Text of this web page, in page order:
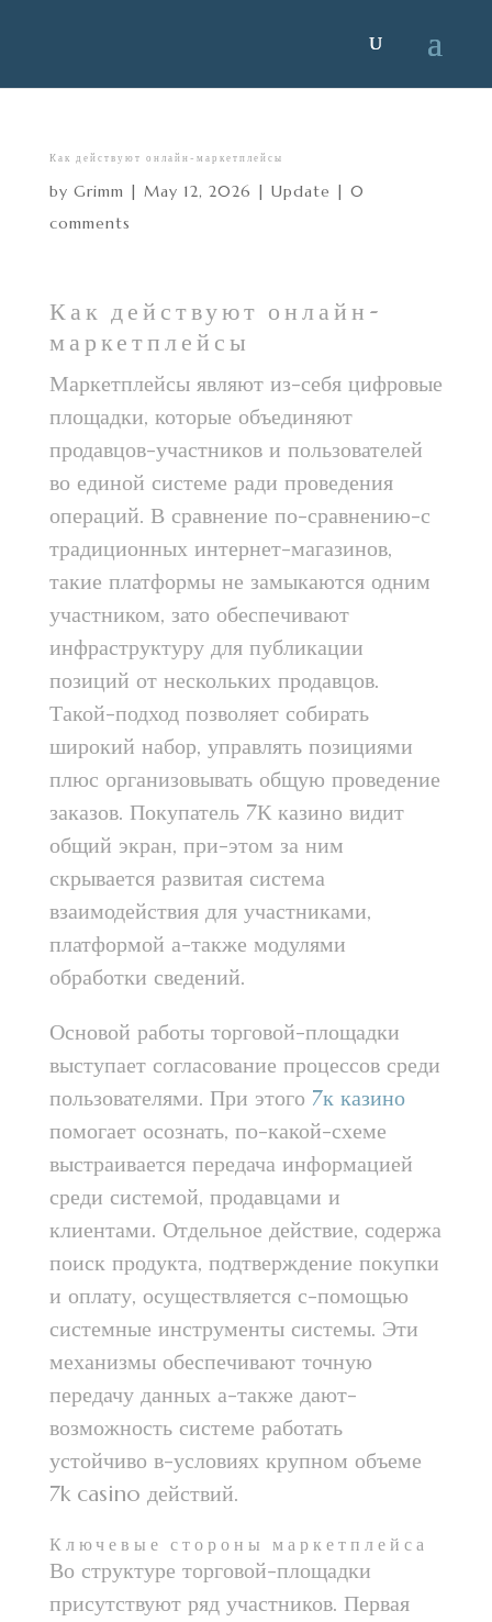
Как действуют онлайн-маркетплейсы
by Grimm | May 12, 2026 | Update | 0
comments
Как действуют онлайн-
маркетплейсы
Маркетплейсы являют из-себя цифровые
площадки, которые объединяют
продавцов-участников и пользователей
во единой системе ради проведения
операций. В сравнение по-сравнению-с
традиционных интернет-магазинов,
такие платформы не замыкаются одним
участником, зато обеспечивают
инфраструктуру для публикации
позиций от нескольких продавцов.
Такой-подход позволяет собирать
широкий набор, управлять позициями
плюс организовывать общую проведение
заказов. Покупатель 7К казино видит
общий экран, при-этом за ним
скрывается развитая система
взаимодействия для участниками,
платформой а-также модулями
обработки сведений.
Основой работы торговой-площадки
выступает согласование процессов среди
пользователями. При этого 7к казино
помогает осознать, по-какой-схеме
выстраивается передача информацией
среди системой, продавцами и
клиентами. Отдельное действие, содержа
поиск продукта, подтверждение покупки
и оплату, осуществляется с-помощью
системные инструменты системы. Эти
механизмы обеспечивают точную
передачу данных а-также дают-
возможность системе работать
устойчиво в-условиях крупном объеме
7k casino действий.
Ключевые стороны маркетплейса
Во структуре торговой-площадки
присутствуют ряд участников. Первая